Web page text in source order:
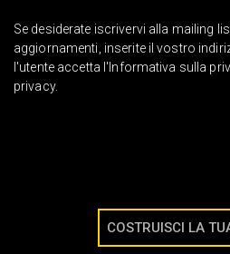
Se desiderate iscrivervi alla mailing
aggiornamenti, inserite il vostro
l'utente accetta l'Informativa sulla
privacy.
COSTRUISCI LA